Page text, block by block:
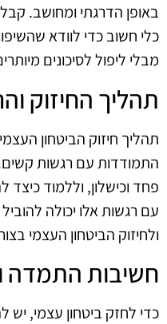
באופן הדרגתי ומחושב.
כלי חשוב כדי לוודא
מבלי ליפול לסיכונים
תהליך החיזוק
תהליך חיזוק הביטחון
התמודדות עם רגשות
פחד וכישלון, וללמוד
עם רגשות אלו יכולה
ולחיזוק הביטחון העצמי
חשיבות התמדה
כדי לחזק ביטחון עצמי, יש